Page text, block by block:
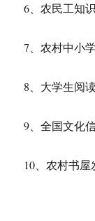
6、农民工知
7、农村中小
8、大学生阅
9、全国文化
10、农村书